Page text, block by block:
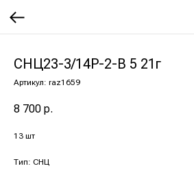
СНЦ23-3/14Р-2-В 5 21г
Артикул: raz1659
8 700 р.
13 шт
Тип: СНЦ